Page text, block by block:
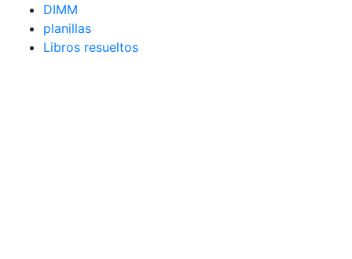
DIMM
planillas
Libros resueltos